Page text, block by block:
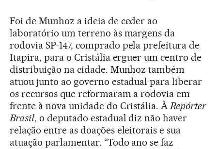
Foi de Munhoz a ideia de ceder ao
laboratório um terreno às margens da
rodovia SP-147, comprado pela prefeitura de
Itapira, para o Cristália erguer um centro de
distribuição na cidade. Munhoz também
atuou junto ao governo estadual para liberar
os recursos que reformaram a rodovia em
frente à nova unidade do Cristália. ÀRepórter
Brasil, o deputado estadual diz não haver
relação entre as doações eleitorais e sua
atuação parlamentar. “Todo ano se faz